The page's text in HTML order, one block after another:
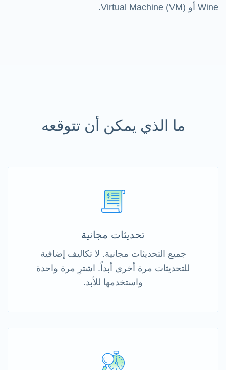
Wine أو Virtual Machine (VM).
ما الذي يمكن أن تتوقعه
تحديثات مجانية
جميع التحديثات مجانية. لا تكاليف إضافية
للتحديثات مرة أخرى أبداً. اشترِ مرة واحدة
واستخدمها للأبد.